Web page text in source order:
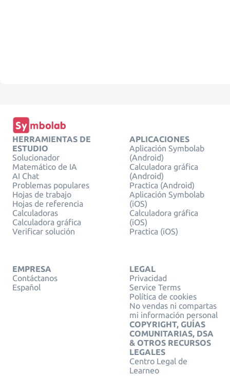
HERRAMIENTAS DE
ESTUDIO
Solucionador
Matemático de IA
AI Chat
Problemas populares
Hojas de trabajo
Hojas de referencia
Calculadoras
Calculadora gráfica
Verificar solución
APLICACIONES
Aplicación Symbolab
(Android)
Calculadora gráfica
(Android)
Practica (Android)
Aplicación Symbolab
(iOS)
Calculadora gráfica
(iOS)
Practica (iOS)
EMPRESA
Contáctanos
Español
LEGAL
Privacidad
Service Terms
Política de cookies
No vendas ni compartas
mi información personal
COPYRIGHT, GUÍAS
COMUNITARIAS, DSA
& OTROS RECURSOS
LEGALES
Centro Legal de
Learneo